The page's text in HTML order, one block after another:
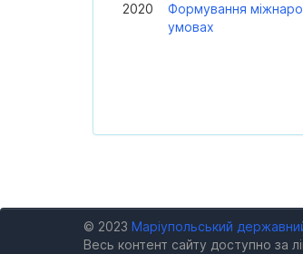
2020
Формування
умовах
© 2023 Маріупольський
Весь контент сайту доступно за